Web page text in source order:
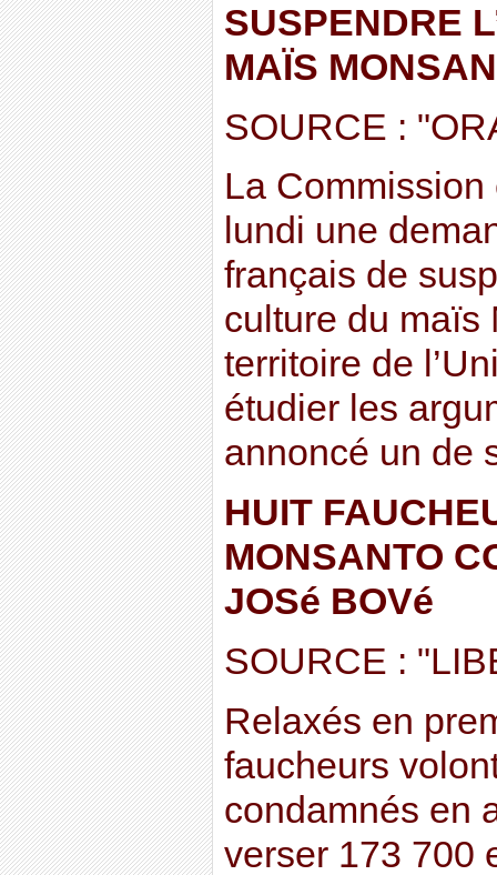
SUSPENDRE
MAÏS
SOURCE :
La
lundi une
français de
culture du maïs
territoire de
étudier les
annoncé un de
HUIT
MONSANTO
JOSé BOVé
SOURCE :
Relaxés en
faucheurs
condamnés en
verser 173 700